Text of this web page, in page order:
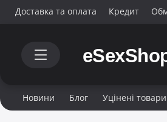
Доставка та оплата Кредит
Новини Блог Уцінені товари